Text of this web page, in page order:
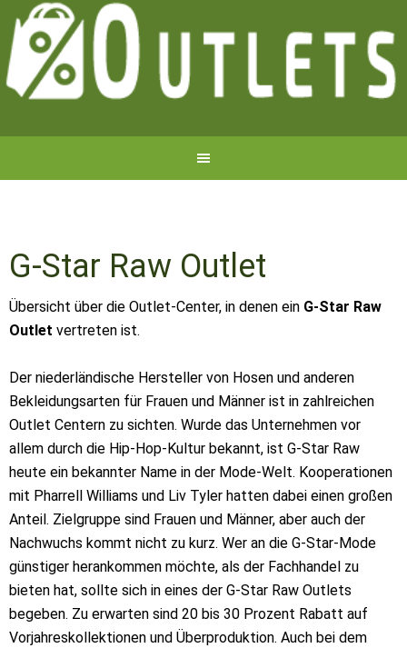
G-Star Raw Outlet
Übersicht über die Outlet-Center, in denen ein G-Star Raw
Outlet vertreten ist.
Der niederländische Hersteller von Hosen und anderen
Bekleidungsarten für Frauen und Männer ist in zahlreichen
Outlet Centern zu sichten. Wurde das Unternehmen vor
allem durch die Hip-Hop-Kultur bekannt, ist G-Star Raw
heute ein bekannter Name in der Mode-Welt. Kooperationen
mit Pharrell Williams und Liv Tyler hatten dabei einen großen
Anteil. Zielgruppe sind Frauen und Männer, aber auch der
Nachwuchs kommt nicht zu kurz. Wer an die G-Star-Mode
günstiger herankommen möchte, als der Fachhandel zu
bieten hat, sollte sich in eines der G-Star Raw Outlets
begeben. Zu erwarten sind 20 bis 30 Prozent Rabatt auf
Vorjahreskollektionen und Überproduktion. Auch bei dem